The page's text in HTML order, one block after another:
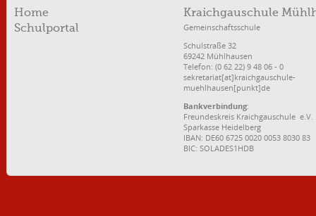
Home
Schulportal
Kraichgauschule
Gemeinschaftsschule
Schulstraße 32
69242 Mühlhausen
Telefon: (0 62 22) 9 48 06 - 0
sekretariat[at]kraichgauschule-
muehlhausen[punkt]de
Bankverbindung:
Freundeskreis Kraichgauschule e.V.
Sparkasse Heidelberg
IBAN: DE60 6725 0020 0053 8030 83
BIC: SOLADES1HDB